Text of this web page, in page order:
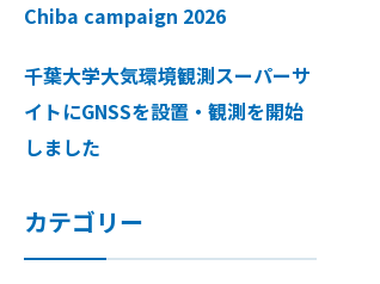
Chiba campaign 2026
千葉大学大気環境観測スーパーサ
イトにGNSSを設置・観測を開始
しました
カテゴリー